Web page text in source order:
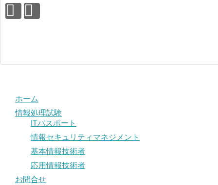
ホーム
情報処理試験
ITパスポート
情報セキュリティマネジメント
基本情報技術者
応用情報技術者
お問合せ